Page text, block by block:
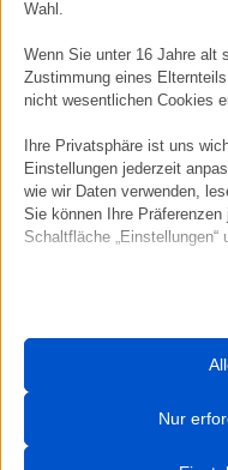
zugemutet
(z. B. während
Besonders wertvoll
wenn Sienicht über
möchten oder
Inhalte offengelegt
keine
keine
Wahl.
Wenn Sie unter 16 Jahre alt
Zustimmung eines
nicht wesentlichen Cookies
Ihre Privatsphäre ist uns
Einstellungen jederzeit
wie wir Daten verwenden,
Sie können Ihre
Schaltfläche „Einstellungen“
Essenzielle Cookies und
Nur